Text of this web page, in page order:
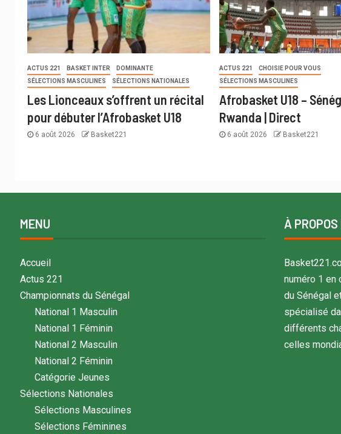
ACTUS 221 BASKET INTER
DOMINANTE
SÉLECTIONS MASCULINES
SÉLECTIONS NATIONALES
Les Lionceaux s’offrent un récital
pour débuter l’Afrobasket U18
6 août 2026 Basket221
ACTUS 221
CHOISIE POUR VOUS
SÉLECTIONS MASCULINES
Afrobasket U18 –
Rwanda | Direct
6 août 2026 Basket221
MENU
Accueil
Actus 221
Championnats du Sénégal
National 1 Masculin
National 1 Féminin
National 2 Masculin
National 2 Féminin
Catégorie Jeunes
Sélections Nationales
Sélections Masculines
Sélections Féminines
À
numéro 1 en
du Sénégal
spécialisé
différents
celles